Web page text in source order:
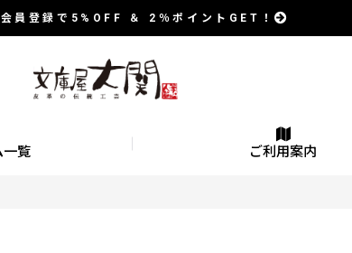
会員登録で 5%OFF ＆ 2％ポイントGET！
一覧 ご利用案内